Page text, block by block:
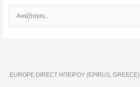
Ν
ΤEUROPE DIRECT ΗΠΕΙΡΟΥ (EPIRUS, GREECE)